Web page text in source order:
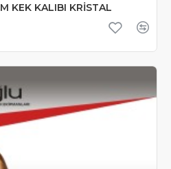
KEK KALIBI KRİSTAL